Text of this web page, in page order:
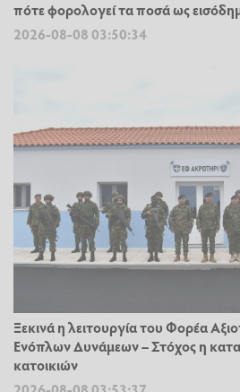
πότε φορολογεί τα ποσά ως
2026-08-08 03:50:34
Ξεκινά η λειτουργία του Φορέα
Ενόπλων Δυνάμεων – Στόχος η
κατοικιών